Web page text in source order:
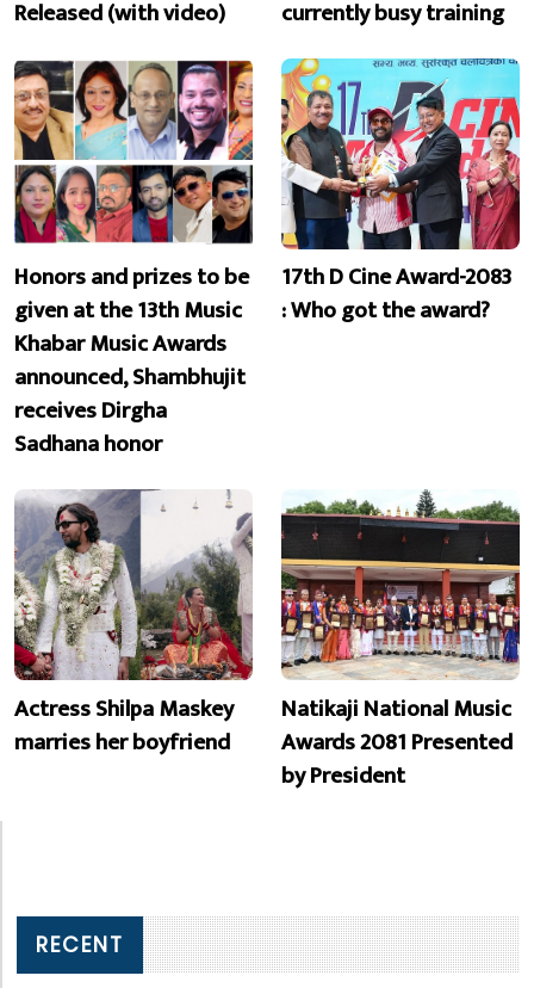
Released (with video) currently busy training
Honors and prizes to be
given at the 13th Music
Khabar Music Awards
announced, Shambhujit
receives Dirgha
Sadhana honor
17th D Cine Award-2083
: Who got the award?
Actress Shilpa Maskey
marries her boyfriend
Natikaji National Music
Awards 2081 Presented
by President
RECENT